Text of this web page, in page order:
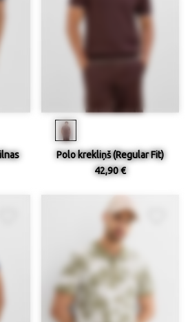
Polo krekliņš (Regular Fit)
42,90 €